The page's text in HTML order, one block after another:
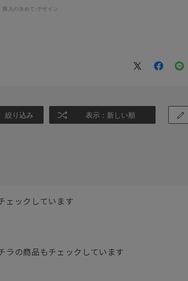
購入の決めて: デザイン
絞り込み 表示：新しい順
ェックしています
ラの商品もチェックしています